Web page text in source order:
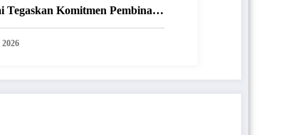
Tegaskan Komitmen Pembinaan